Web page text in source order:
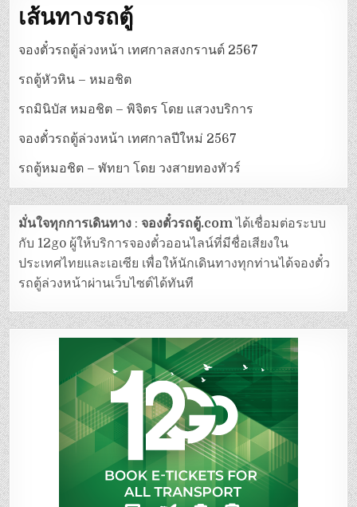
เส้นทางรถตู้
จองตั๋วรถตู้ล่วงหน้า เทศกาลสงกรานต์ 2567
รถตู้หัวหิน – หมอชิต
รถมินิบัส หมอชิต – พิจิตร โดย แสวงบริการ
จองตั๋วรถตู้ล่วงหน้า เทศกาลปีใหม่ 2567
รถตู้หมอชิต – พัทยา โดย วงสายทองทัวร์
มั่นใจทุกการเดินทาง :จองตั๋วรถตู้.comได้เชื่อมต่อระบบ
กับ 12go ผู้ให้บริการจองตั๋วออนไลน์ที่มีชื่อเสียงใน
ประเทศไทยและเอเซีย เพื่อให้นักเดินทางทุกท่านได้จองตั๋ว
รถตู้ล่วงหน้าผ่านเว็บไซต์ได้ทันที